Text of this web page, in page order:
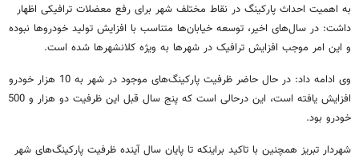
به اهمیت احداث پارکینگ در نقاط مختلف شهر برای رفع معضلات ترافیکی اظهار
داشت:‌ در سال‌های اخیر، توسعه خیابان‌ها متناسب با افزایش تولید خودروها نبوده
و این امر موجب افزایش ترافیک در شهرها به ویژه کلانشهرها شده است.
وی ادامه داد: در حال حاضر ظرفیت پارکینگ‌های موجود در شهر به 10 هزار خودرو
افزایش یافته است، این درحالی است که پنج سال قبل این ظرفیت دو هزار و 500
خودرو بود.
شهردار تبریز همچنین با تاکید براینکه تا پایان سال آینده ظرفیت پارکینگ‌های شهر